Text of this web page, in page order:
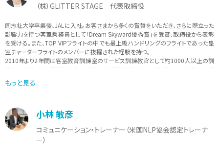
（株）GLITTER STAGE 代表取締役
同志社大学卒業後、JALに入社。お客さまから多くの賞賛をいただき、さらに際立った
影響力を持つ客室乗務員として「Dream Skyward優秀賞」を受賞、取締役から表彰
を受ける。また、TOP VIPフライトの中でも最上級ハンドリングのフライトであった皇
室チャーターフライトのメンバーに抜擢された経験を持つ。
2010年より2年間は客室教育訓練室のサービス訓練教官として約1000人以上の訓
績を残す。
現在は、株式会社GLITTER STAGEの代表取締役として接客マナー研修や社員教育、
＜著書＞
・礼節を磨くとなぜ人が集まるのか（青春出版社）
・接客の一流、二流、三流（明日香出版社） ※発行部数32,000部突破（2020年8月現
・これだけできれば大丈夫！すぐ使える！接客１年生 お客さまに信頼される５０のコ
もっと見る
小林 敏彦
コミュニケーション・トレーナー（米国NLP協会認定トレーナ
ー）